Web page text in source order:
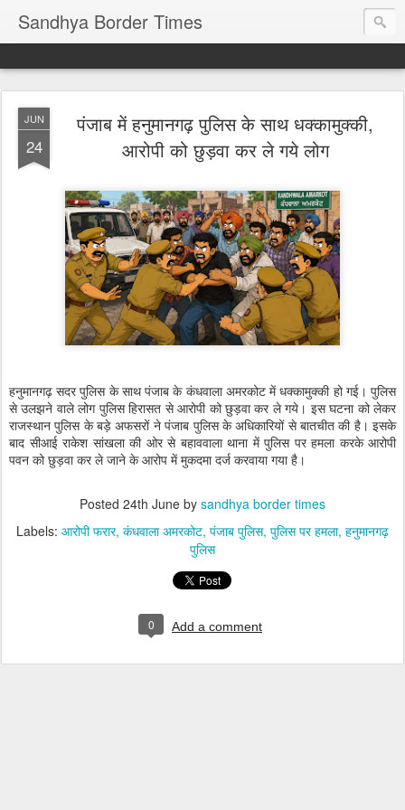
Sandhya Border Times
JUN
24
पंजाब में हनुमानगढ़ पुलिस के साथ धक्कामुक्की,
आरोपी को छुड़वा कर ले गये लोग
हनुमानगढ़ सदर पुलिस के साथ पंजाब के कंधवाला अमरकोट में धक्कामुक्की हो गई। पुलिस
से उलझने वाले लोग पुलिस हिरासत से आरोपी को छुड़वा कर ले गये। इस घटना को लेकर
राजस्थान पुलिस के बड़े अफसरों ने पंजाब पुलिस के अधिकारियों से बातचीत की है। इसके
बाद सीआई राकेश सांखला की ओर से बहाववाला थाना में पुलिस पर हमला करके आरोपी
पवन को छुड़वा कर ले जाने के आरोप में मुकदमा दर्ज करवाया गया है।
Posted 24th June by sandhya border times
Labels: आरोपी फरार कंधवाला अमरकोट पंजाब पुलिस पुलिस पर हमला हनुमानगढ़
पुलिस
0 Add a comment